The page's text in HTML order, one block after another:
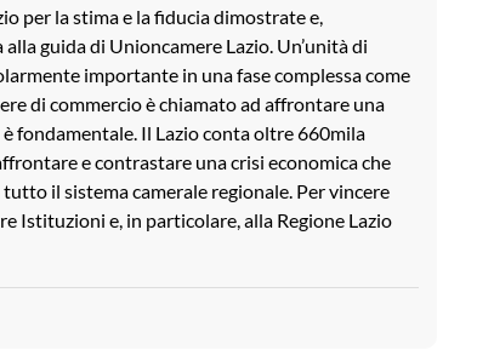
per la stima e la fiducia dimostrate e,
guida di Unioncamere Lazio. Un’unità di
importante in una fase complessa come
di commercio è chiamato ad affrontare una
fondamentale. Il Lazio conta oltre 660mila
e contrastare una crisi economica che
il sistema camerale regionale. Per vincere
Istituzioni e, in particolare, alla Regione Lazio